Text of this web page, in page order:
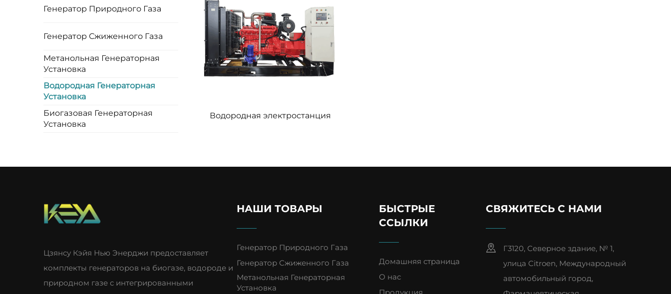
энергии в механическую).
Коленчатый вал вращает ротор генератора для преобразования механической энергии в электрическую.
Генератор Природного Газа
Генератор Сжиженного Газа
Метанольная Генераторная
Установка
Водородная Генераторная
Установка
Биогазовая Генераторная
Установка
Водородная электростанция
Цзянсу Кэйя Нью Энерджи предоставляет
комплекты генераторов на биогазе, водороде и
природном газе с интегрированными
НАШИ ТОВАРЫ
Генератор Природного Газа
Генератор Сжиженного Газа
Метанольная Генераторная
Установка
БЫСТРЫЕ
ССЫЛКИ
Домашняя страница
О нас
СВЯЖИТЕСЬ С НАМИ
Г3120, Северное здание, № 1,
улица Citroen, Международный
автомобильный город,